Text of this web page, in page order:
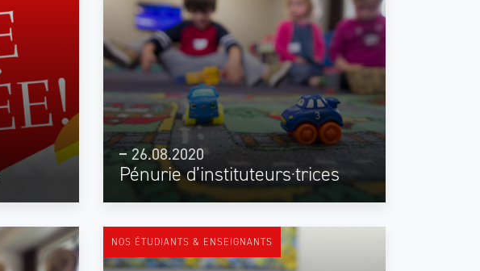
Pénurie d’instituteurs·trices
26.08.2020
NOS ÉTUDIANTS & ENSEIGNANTS